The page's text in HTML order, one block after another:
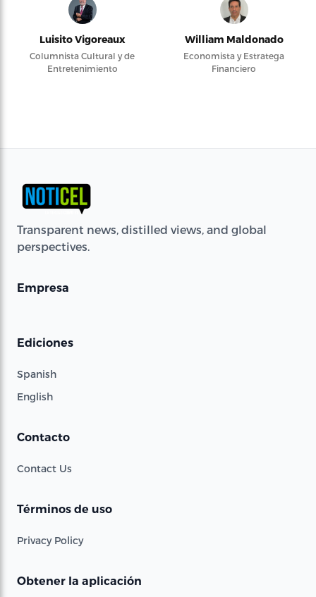
Luisito Vigoreaux
Columnista Cultural y de
Entretenimiento
William Maldonado
Economista y Estratega
Financiero
Transparent news, distilled views, and global
perspectives.
Empresa
Ediciones
Spanish
English
Contacto
Contact Us
Términos de uso
Privacy Policy
Obtener la aplicación